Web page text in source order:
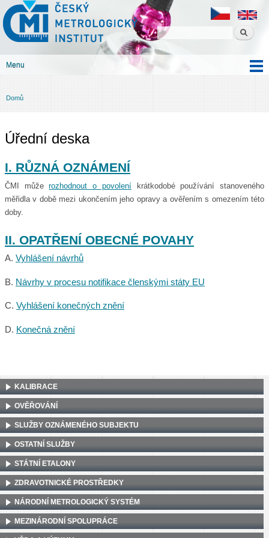
obsahu
Český
metrologický
institut
Menu
Jste zde
Domů
Úřední deska
I. RŮZNÁ OZNÁMENÍ
ČMI můžerozhodnout o povolení
krátkodobé používání stanoveného
měřidla v době mezi ukončením jeho opravy a ověřením s omezením této
doby.
II. OPATŘENÍ OBECNÉ POVAHY
A. Vyhlášení návrhů
B. Návrhy v procesu notifikace členskými státy EU
C. Vyhlášení konečných znění
D. Konečná znění
KALIBRACE
OVĚŘOVÁNÍ
SLUŽBY OZNÁMENÉHO SUBJEKTU
OSTATNÍ SLUŽBY
STÁTNÍ ETALONY
ZDRAVOTNICKÉ PROSTŘEDKY
NÁRODNÍ METROLOGICKÝ SYSTÉM
MEZINÁRODNÍ SPOLUPRÁCE